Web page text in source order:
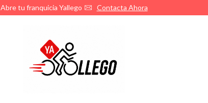
Abre tu franquicia Yallego Contacta Ahora